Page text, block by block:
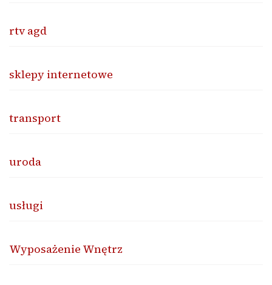
rtv agd
sklepy internetowe
transport
uroda
usługi
Wyposażenie Wnętrz